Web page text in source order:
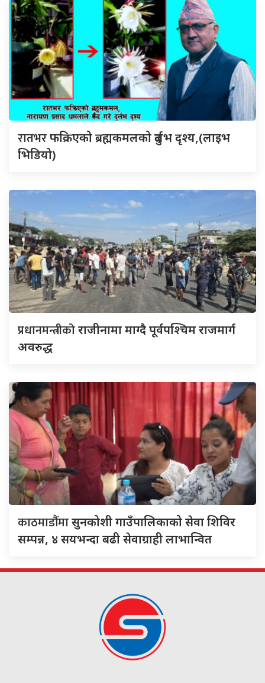
रातभरफक्रिएको ब्रह्मकमलको दुर्लभ दृश्य,(लाइभ
भिडियो)
प्रधानमन्त्रीकोराजीनामा माग्दै पूर्वपश्चिम राजमार्ग
अवरुद्ध
काठमाडौंमासुनकोशी गाउँपालिकाको सेवा शिविर
सम्पन्न, ४ सयभन्दा बढी सेवाग्राही लाभान्वित